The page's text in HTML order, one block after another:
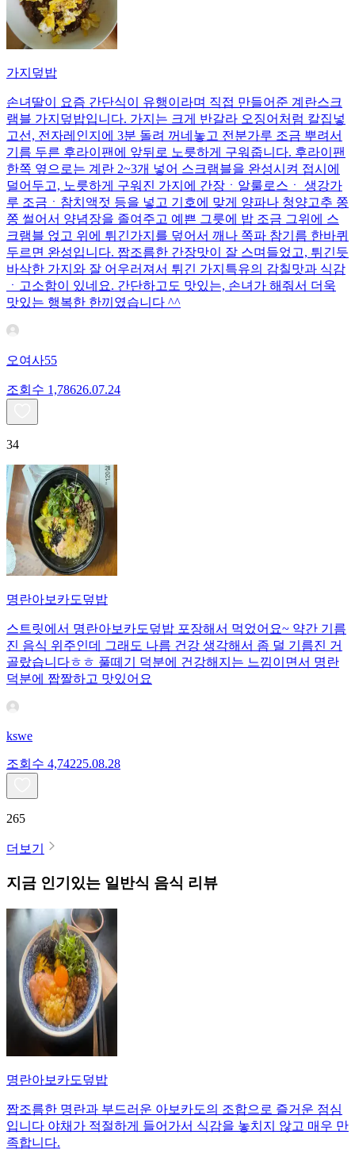
가지덮밥
손녀딸이 요즘 간단식이 유행이라며 직접 만들어준 계란스크
램블 가지덮밥입니다. 가지는 크게 반갈라 오징어처럼 칼집넣
고선, 전자레인지에 3분 돌려 꺼네놓고 전분가루 조금 뿌려서
기름 두른 후라이팬에 앞뒤로 노릇하게 구워줍니다. 후라이팬
한쪽 옆으로는 계란 2~3개 넣어 스크램블을 완성시켜 접시에
덜어두고, 노릇하게 구워진 가지에 간장ㆍ알룰로스ㆍ 생강가
루 조금ㆍ참치액젓 등을 넣고 기호에 맞게 양파나 청양고추 쫑
쫑 썰어서 양념장을 졸여주고 예쁜 그릇에 밥 조금 그위에 스
크램블 얹고 위에 튀긴가지를 덮어서 깨나 쪽파 참기름 한바퀴
두르면 완성입니다. 짭조름한 간장맛이 잘 스며들었고, 튀긴듯
바삭한 가지와 잘 어우러져서 튀긴 가지특유의 감칠맛과 식감
ㆍ고소함이 있네요. 간단하고도 맛있는, 손녀가 해줘서 더욱
맛있는 행복한 한끼였습니다 ^^
오여사55
조회수 1,78626.07.24
34
명란아보카도덮밥
스트릿에서 명란아보카도덮밥 포장해서 먹었어요~ 약간 기름
진 음식 위주인데 그래도 나름 건강 생각해서 좀 덜 기름진 거
골랐습니다ㅎㅎ 풀떼기 덕분에 건강해지는 느낌이면서 명란
덕분에 짭짤하고 맛있어요
kswe
조회수 4,74225.08.28
265
더보기
지금 인기있는 일반식 음식 리뷰
명란아보카도덮밥
짭조름한 명란과 부드러운 아보카도의 조합으로 즐거운 점심
입니다 야채가 적절하게 들어가서 식감을 놓치지 않고 매우 만
족합니다.